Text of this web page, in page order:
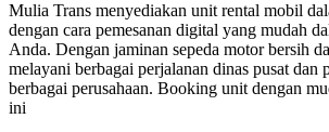
Mulia Trans menyediakan unit rental mobil
dengan cara pemesanan digital yang mudah
Anda. Dengan jaminan sepeda motor bersih
melayani berbagai perjalanan dinas pusat dan
berbagai perusahaan. Booking unit dengan
ini